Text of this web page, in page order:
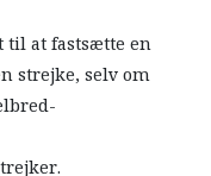
til at fastsætte en
strejke, selv om